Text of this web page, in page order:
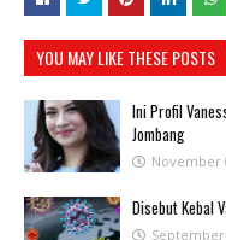
YOU MAY LIKE THESE POSTS
Ini Profil
Jombang
November
Disebut Kebal
September